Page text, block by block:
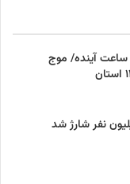
وضعیت جوی کشور در ۷۲ ساعت آینده/ موج